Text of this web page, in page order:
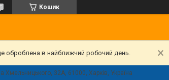
Кошик
оброблена в найближчий робочий день.
Хмельницького, 32А, 61000, Харків, Україна